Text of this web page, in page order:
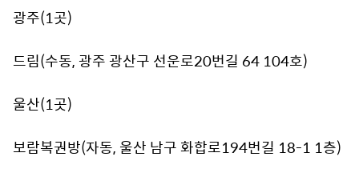
광주(1곳)
드림(수동, 광주 광산구 선운로20번길 64 104호)
울산(1곳)
보람복권방(자동, 울산 남구 화합로194번길 18-1 1층)